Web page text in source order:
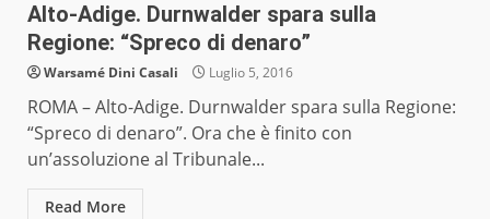
Alto-Adige. Durnwalder spara sulla
Regione: “Spreco di denaro”
Warsamé Dini Casali Luglio 5, 2016
ROMA – Alto-Adige. Durnwalder spara sulla Regione:
“Spreco di denaro”. Ora che è finito con
un’assoluzione al Tribunale...
Read More